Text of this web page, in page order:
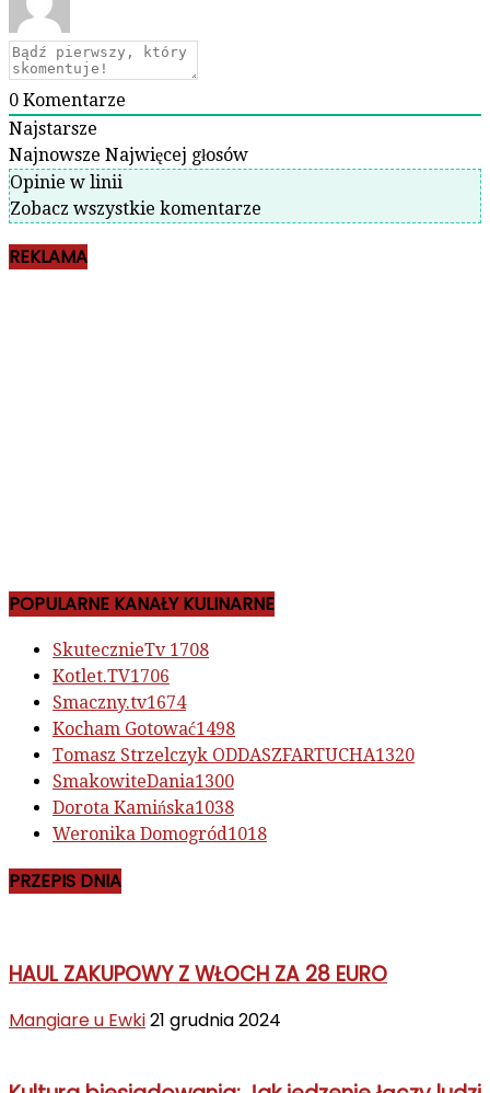
0 Komentarze
Najstarsze
Najnowsze Najwięcej głosów
Opinie w linii
Zobacz wszystkie komentarze
REKLAMA
POPULARNE KANAŁY KULINARNE
SkutecznieTv 1708
Kotlet.TV1706
Smaczny.tv1674
Kocham Gotować1498
Tomasz Strzelczyk ODDASZFARTUCHA1320
SmakowiteDania1300
Dorota Kamińska1038
Weronika Domogród1018
PRZEPIS DNIA
HAUL ZAKUPOWY Z WŁOCH ZA 28 EURO
Mangiare u Ewki21 grudnia 2024